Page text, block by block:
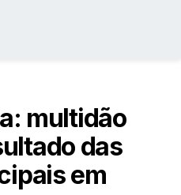
multidão
das
em